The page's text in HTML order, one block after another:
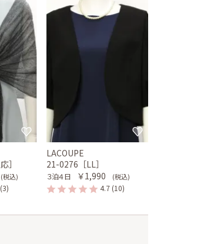
］
(税込)
(3)
LACOUPE
21-0276［LL］
３泊４日 ￥1,990 (税込)
4.7 (10)